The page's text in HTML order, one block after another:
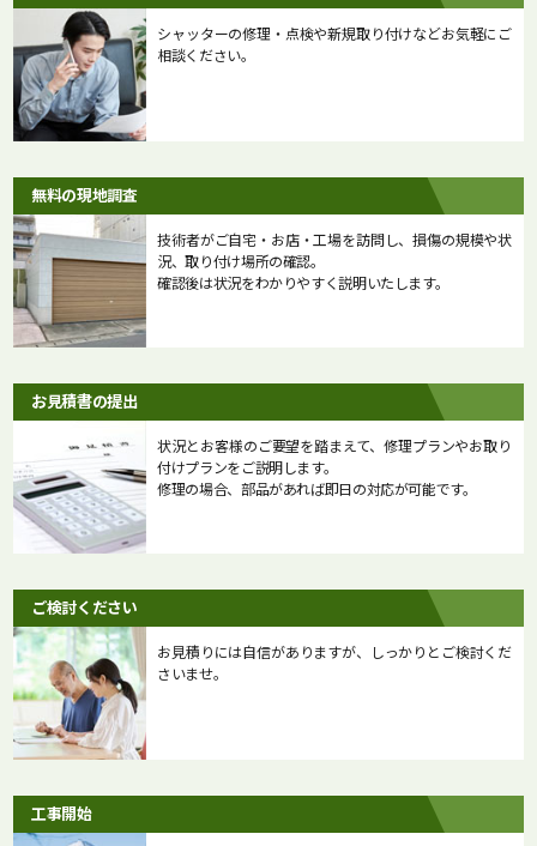
シャッターの修理・点検や新規取り付けなどお気軽にご
相談ください。
無料の現地調査
技術者がご自宅・お店・工場を訪問し、損傷の規模や状
況、取り付け場所の確認。
確認後は状況をわかりやすく説明いたします。
お見積書の提出
状況とお客様のご要望を踏まえて、修理プランやお取り
付けプランをご説明します。
修理の場合、部品があれば即日の対応が可能です。
ご検討ください
お見積りには自信がありますが、しっかりとご検討くだ
さいませ。
工事開始